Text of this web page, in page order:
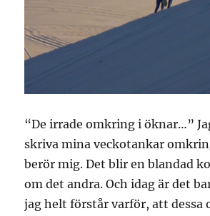
“De irrade omkring i öknar…”
skriva mina veckotankar
berör mig. Det blir en blandad
om det andra. Och idag är det
jag helt förstår varför, att dessa